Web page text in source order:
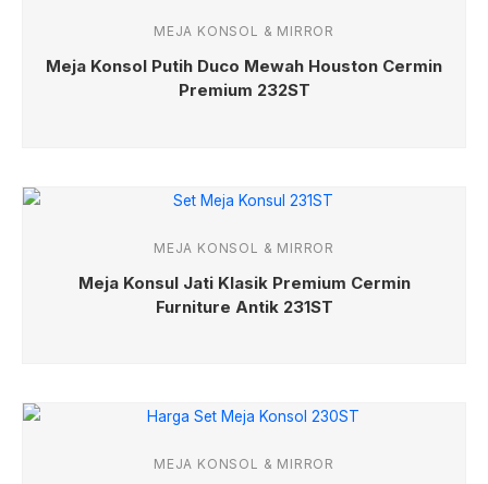
MEJA KONSOL & MIRROR
Meja Konsol Putih Duco Mewah Houston Cermin
Premium 232ST
MEJA KONSOL & MIRROR
Meja Konsul Jati Klasik Premium Cermin
Furniture Antik 231ST
MEJA KONSOL & MIRROR